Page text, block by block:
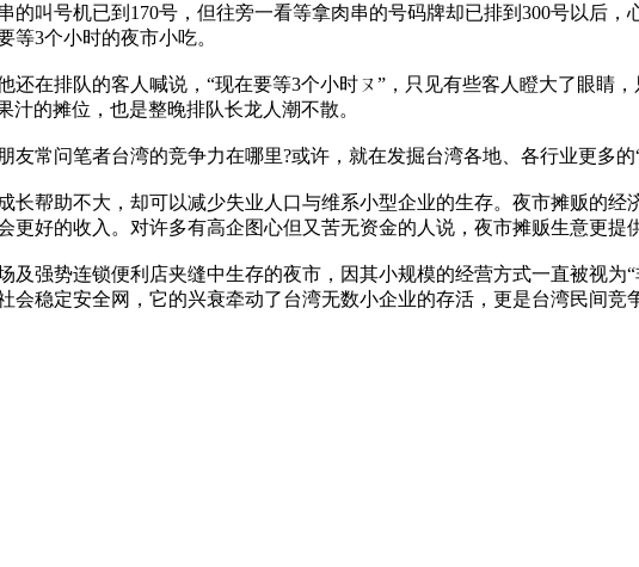
的叫号机已到170号，但往旁一看等拿肉串的号码牌却已排到300号以后
等3个小时的夜市小吃。
排队的客人喊说，“现在要等3个小时ㄡ”，只见有些客人瞪大了眼睛，
汁的摊位，也是整晚排队长龙人潮不散。
问笔者台湾的竞争力在哪里?或许，就在发掘台湾各地、各行业更多的“
帮助不大，却可以减少失业人口与维系小型企业的生存。夜市摊贩的经
更好的收入。对许多有高企图心但又苦无资金的人说，夜市摊贩生意更提
强势连锁便利店夹缝中生存的夜市，因其小规模的经营方式一直被视为
会稳定安全网，它的兴衰牵动了台湾无数小企业的存活，更是台湾民间竞